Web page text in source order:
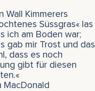
Wall Kimmerers
Süssgras« las
ich am Boden war;
gab mir Trost und das
dass es noch
gibt für diesen
MacDonald